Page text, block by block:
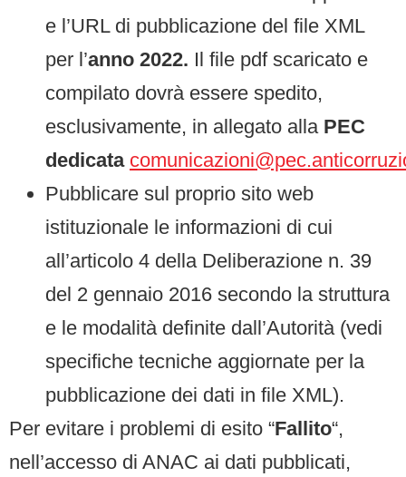
e l’URL di pubblicazione del file XML
per l’anno 2022. Il file pdf scaricato e
compilato dovrà essere spedito,
esclusivamente, in allegato alla PEC
dedicata
Pubblicare sul proprio sito web
istituzionale le informazioni di cui
all’articolo 4 della Deliberazione n. 39
del 2 gennaio 2016 secondo la struttura
e le modalità definite dall’Autorità (vedi
specifiche tecniche aggiornate per la
pubblicazione dei dati in file XML).
Per evitare i problemi di esito “Fallito“,
nell’accesso di ANAC ai dati pubblicati,